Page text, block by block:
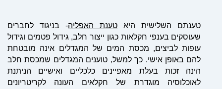
טענתם השלישית היא טענת האפליה- בניגוד לחברים
שעוסקים בענפי חקלאות כגון ייצור חלב, גידול פטמים וגידול
עופות לביצים, מכסת המים של המגדלים אינה מובטחת
להם באופן אישי. כך למשל, טוענים המגדלים שמכסת חלב
הינה זכות בעלת מאפיינים כלכליים ואישיים הניתנת
לאוכלוסיה מוגדרת של חקלאים העונה לקריטריונים